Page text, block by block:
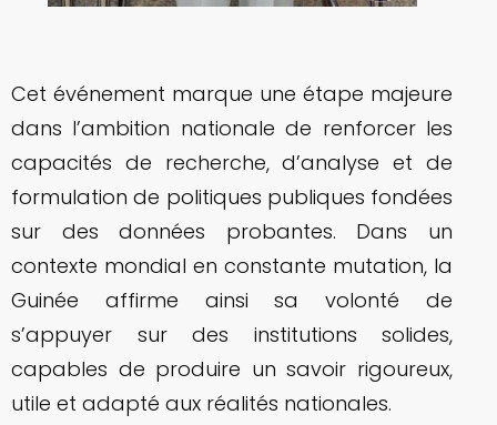
Cet événement marque une étape majeure
dans l’ambition nationale de renforcer les
capacités de recherche, d’analyse et de
formulation de politiques publiques fondées
sur des données probantes. Dans un
contexte mondial en constante mutation, la
Guinée affirme ainsi sa volonté de
s’appuyer sur des institutions solides,
capables de produire un savoir rigoureux,
utile et adapté aux réalités nationales.